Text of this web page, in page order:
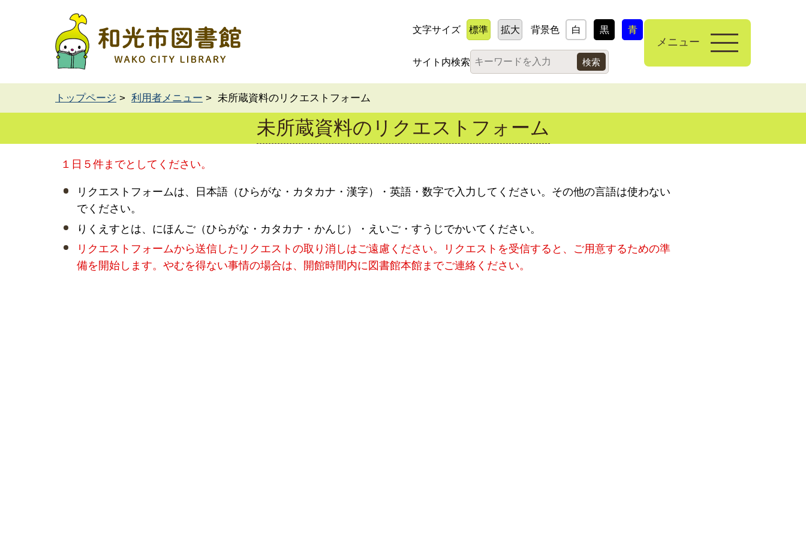
文字サイズ 標準 拡大 背景色 白 黒 青
サイト内検索
メニュー
トップページ > 利用者メニュー > 未所蔵資料のリクエストフォーム
未所蔵資料のリクエストフォーム
１日５件までとしてください。
リクエストフォームは、日本語（ひらがな・カタカナ・漢字）・英語・数字で入力してください。その他の言語は使わない
でください。
りくえすとは、にほんご（ひらがな・カタカナ・かんじ）・えいご・すうじでかいてください。
リクエストフォームから送信したリクエストの取り消しはご遠慮ください。リクエストを受信すると、ご用意するための準
備を開始します。やむを得ない事情の場合は、開館時間内に図書館本館までご連絡ください。